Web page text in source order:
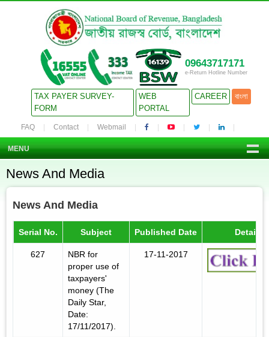
09643717171
e-Return Hotline Number
TAX PAYER SURVEY-
FORM
WEB
PORTAL
CAREER বাংলা
FAQ Contact Webmail
MENU
News And Media
News And Media
Serial No. Subject Published Date Details
627
NBR for
proper use of
taxpayers'
money (The
Daily Star,
Date:
17/11/2017).
17-11-2017